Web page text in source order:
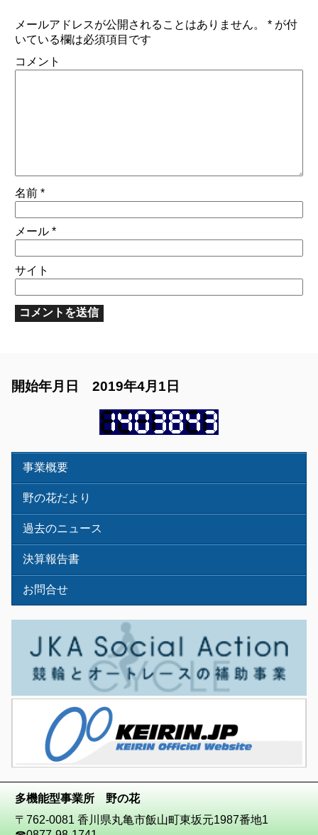
メールアドレスが公開されることはありません。 *が付
いている欄は必須項目です
コメント
名前 *
メール *
サイト
開始年月日 2019年4月1日
事業概要
野の花だより
過去のニュース
決算報告書
お問合せ
多機能型事業所 野の花
〒762-0081 香川県丸亀市飯山町東坂元1987番地1